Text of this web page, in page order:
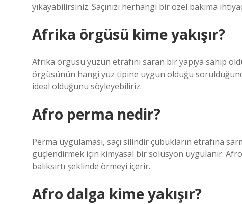
yıkayabilirsiniz. Saçınızı herhangi bir özel bakıma
Afrika örgüsü kime yakışır?
Afrika örgüsü yüzün etrafını saran bir yapıya sahip
örgüsünün hangi yüz tipine uygun olduğu
ideal olduğunu söyleyebiliriz.
Afro perma nedir?
Perma uygulaması, saçı silindir çubukların etrafına
güçlendirmek için kimyasal bir solüsyon uygulanır.
balıksırtı şeklinde örmeyi içerir.
Afro dalga kime yakışır?